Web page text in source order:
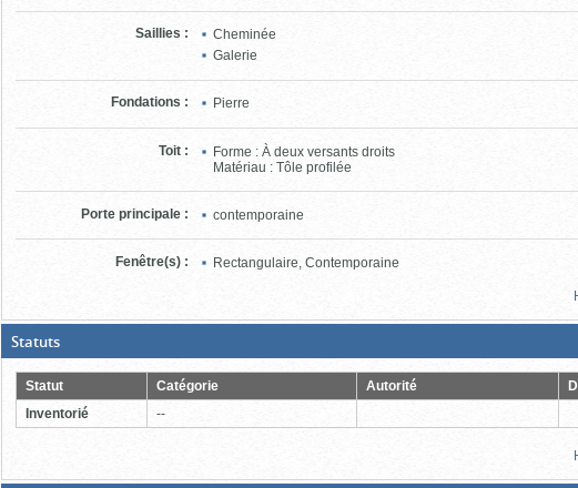
Saillies :
Cheminée
Galerie
Fondations : Pierre
Toit :
Forme : À deux versants droits
Matériau : Tôle profilée
Porte principale : contemporaine
Fenêtre(s) : Rectangulaire, Contemporaine
Statuts(Boite
ouverte,
cliquer
pour
fermer)
Statut Catégorie Autorité
Inventorié
--